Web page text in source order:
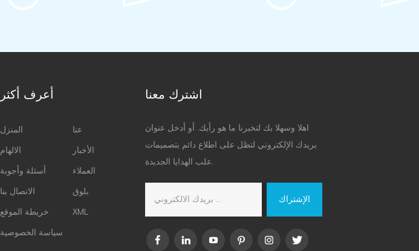
أعرف أكثر
المنزل
عنا
الالهام
الأخبار
أسئلة وأجوبة
العملاء
الاتصال بنا
بلوق
خريطة الموقع
XML
سياسة الخصوصية
اشترك معنا
اهلا وسهلا بك لتخبرنا ما هو رأيك. أو أدخل عنوان
بريدك الإلكتروني لتظل على اطلاع دائم بتصميمات
علب الهدايا الجديدة.
الإشتراك